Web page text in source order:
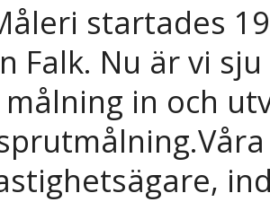
startades
Falk. Nu är vi
målning in och